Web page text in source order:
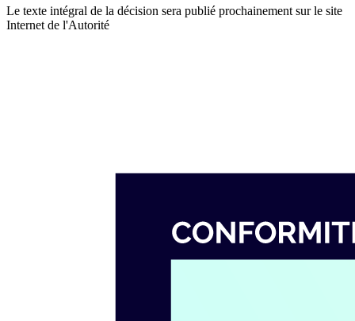
Le texte intégral de la décision sera publié prochainement sur le site
Internet de l'Autorité